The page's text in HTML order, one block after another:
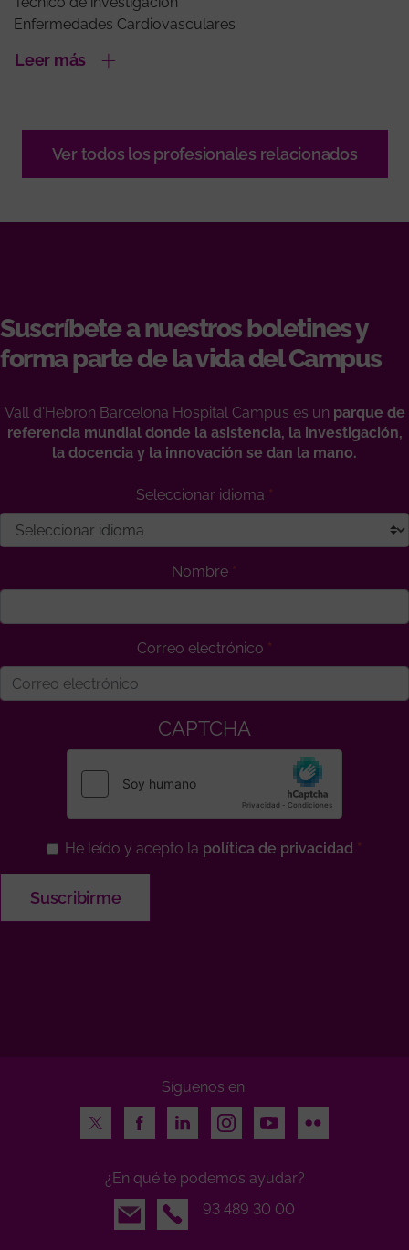
Enfermedades Cardiovasculares
Leer más
Ver todos los profesionales relacionados
Suscríbete a nuestros boletines y
forma parte de la vida del Campus
Vall d'Hebron Barcelona Hospital Campus es un parque de
referencia mundial donde la asistencia, la investigación,
la docencia y la innovación se dan la mano.
Seleccionar idioma
Nombre
Correo electrónico
CAPTCHA
He leído y acepto la política de privacidad
Síguenos en:
Twitter
FacebookLinkedInInstagramYoutubeFlickr
¿En qué te podemos ayudar?
Email
93 489 30 00